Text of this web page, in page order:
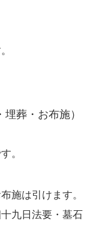
葬・お布施）
。
施は引けます。
九日法要・墓石